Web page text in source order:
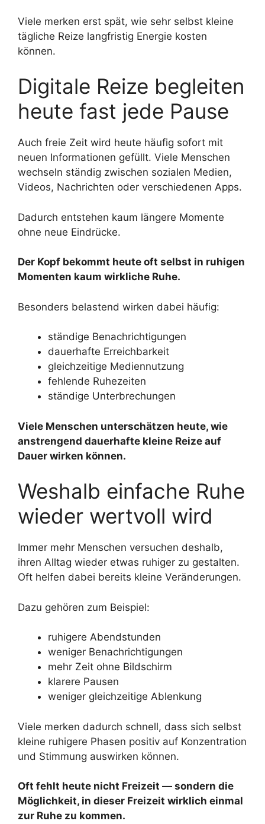
Viele merken erst spät, wie sehr selbst kleine
tägliche Reize langfristig Energie kosten
können.
Digitale Reize begleiten
heute fast jede Pause
Auch freie Zeit wird heute häufig sofort mit
neuen Informationen gefüllt. Viele Menschen
wechseln ständig zwischen sozialen Medien,
Videos, Nachrichten oder verschiedenen Apps.
Dadurch entstehen kaum längere Momente
ohne neue Eindrücke.
Der Kopf bekommt heute oft selbst in ruhigen
Momenten kaum wirkliche Ruhe.
Besonders belastend wirken dabei häufig:
ständige Benachrichtigungen
dauerhafte Erreichbarkeit
gleichzeitige Mediennutzung
fehlende Ruhezeiten
ständige Unterbrechungen
Viele Menschen unterschätzen heute, wie
anstrengend dauerhafte kleine Reize auf
Dauer wirken können.
Weshalb einfache Ruhe
wieder wertvoll wird
Immer mehr Menschen versuchen deshalb,
ihren Alltag wieder etwas ruhiger zu gestalten.
Oft helfen dabei bereits kleine Veränderungen.
Dazu gehören zum Beispiel:
ruhigere Abendstunden
weniger Benachrichtigungen
mehr Zeit ohne Bildschirm
klarere Pausen
weniger gleichzeitige Ablenkung
Viele merken dadurch schnell, dass sich selbst
kleine ruhigere Phasen positiv auf Konzentration
und Stimmung auswirken können.
Oft fehlt heute nicht Freizeit — sondern die
Möglichkeit, in dieser Freizeit wirklich einmal
zur Ruhe zu kommen.